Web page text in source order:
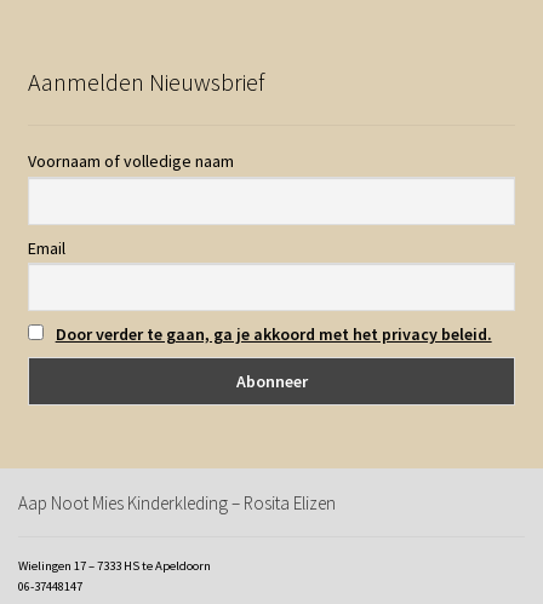
Aanmelden Nieuwsbrief
Voornaam of volledige naam
Email
Door verder te gaan, ga je akkoord met het privacy beleid.
Aap Noot Mies Kinderkleding – Rosita Elizen
Wielingen 17 – 7333 HS te Apeldoorn
06-37448147